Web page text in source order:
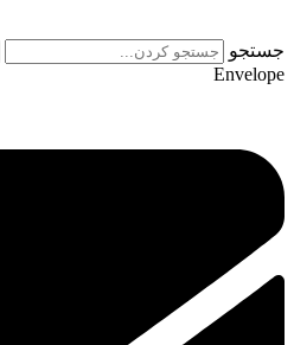
جستجو
Envelope